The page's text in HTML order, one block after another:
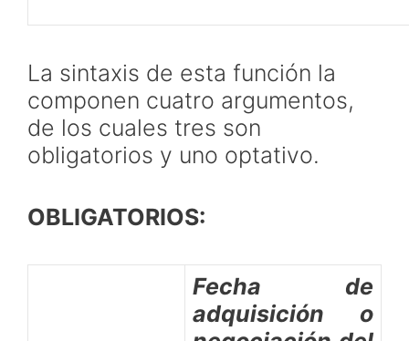
La sintaxis de esta función la
componen cuatro argumentos,
de los cuales tres son
obligatorios y uno optativo.
OBLIGATORIOS:
Fecha de
adquisición o